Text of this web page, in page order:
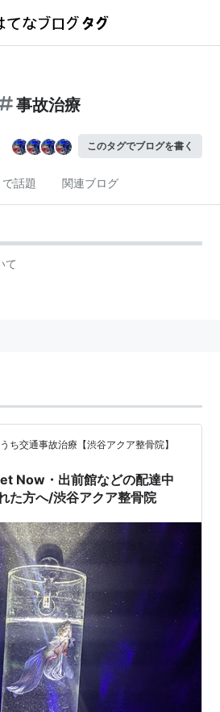
事故治療
このタグでブログを書く
話題 関連ブログ
て
ち交通事故治療【渋谷アクア整骨院】
Now・出前館などの配達中
た方へ/渋谷アクア整骨院